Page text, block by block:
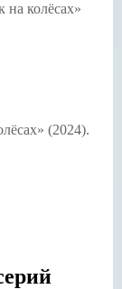
на колёсах»
(2024).